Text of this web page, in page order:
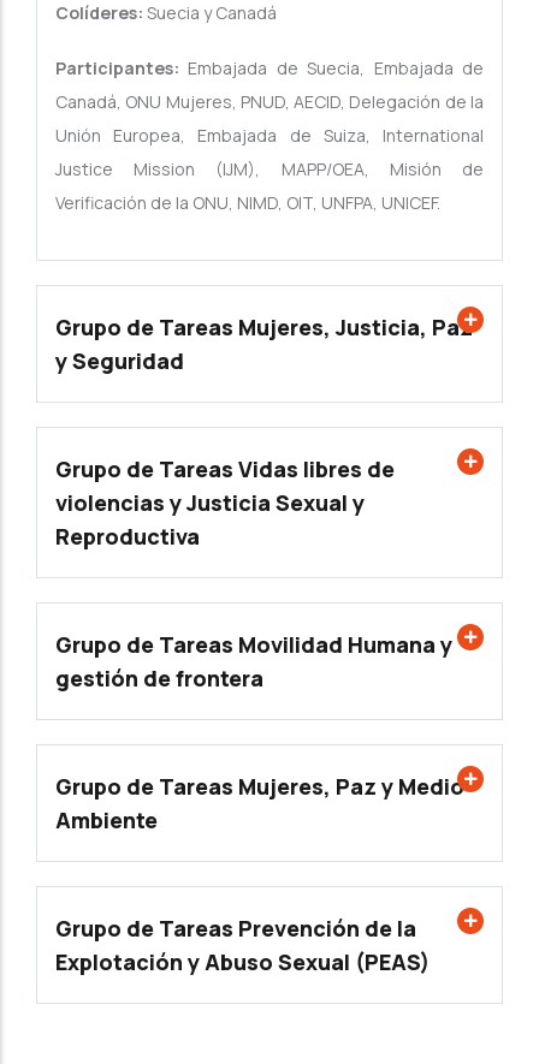
Colíderes: Suecia y Canadá
Participantes: Embajada de Suecia, Embajada de
Canadá, ONU Mujeres, PNUD, AECID, Delegación de la
Unión Europea, Embajada de Suiza, International
Justice Mission (IJM), MAPP/OEA, Misión de
Verificación de la ONU, NIMD, OIT, UNFPA, UNICEF.
Grupo de Tareas Mujeres, Justicia, Paz
y Seguridad
Grupo de Tareas Vidas libres de
violencias y Justicia Sexual y
Reproductiva
Grupo de Tareas Movilidad Humana y
gestión de frontera
Grupo de Tareas Mujeres, Paz y Medio
Ambiente
Grupo de Tareas Prevención de la
Explotación y Abuso Sexual (PEAS)